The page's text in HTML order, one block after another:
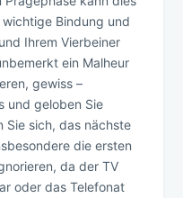
Bindung und
Ihrem Vierbeiner
ein Malheur
gewiss –
und geloben Sie
Sie sich, das nächste
die ersten
da der TV
oder das Telefonat